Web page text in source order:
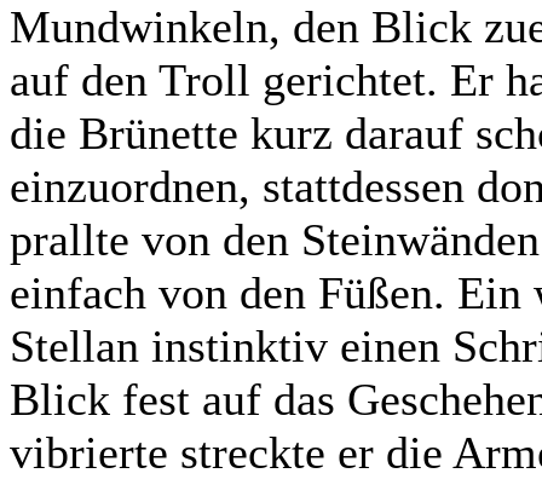
Mundwinkeln, den Blick
auf den Troll gerichtet. Er
die Brünette kurz darauf
einzuordnen, stattdessen
prallte von den
einfach von den Füßen.
Stellan instinktiv einen
Blick fest auf das
vibrierte streckte er die